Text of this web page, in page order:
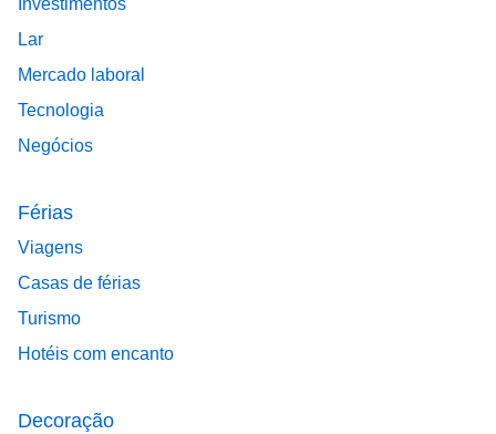
Investimentos
Lar
Mercado laboral
Tecnologia
Negócios
Férias
Viagens
Casas de férias
Turismo
Hotéis com encanto
Decoração